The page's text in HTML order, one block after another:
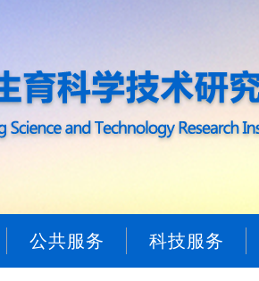
公共服务 科技服务